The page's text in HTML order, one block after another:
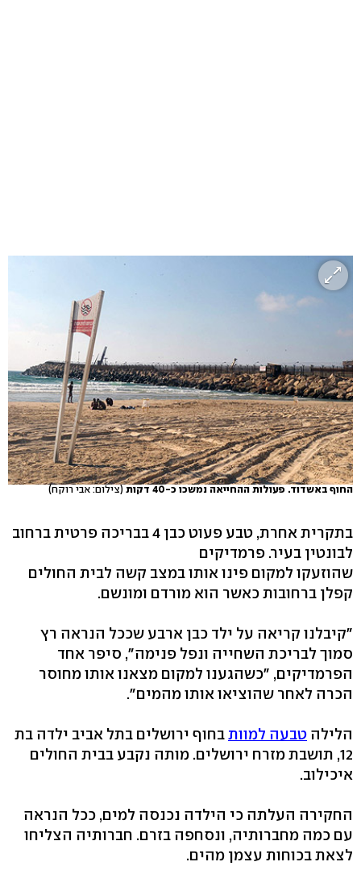
החוף באשדוד. פעולות ההחייאה נמשכו כ-40 דקות (צילום: אבי רוקח)
בתקרית אחרת, טבע פעוט כבן 4 בבריכה פרטית ברחוב
לבונטין בעיר. פרמדיקים
שהוזעקו למקום פינו אותו במצב קשה לבית החולים
קפלן ברחובות כאשר הוא מורדם ומונשם.
"קיבלנו קריאה על ילד כבן ארבע שככל הנראה רץ
סמוך לבריכת השחייה ונפל פנימה", סיפר אחד
הפרמדיקים, "כשהגענו למקום מצאנו אותו מחוסר
הכרה לאחר שהוציאו אותו מהמים".
הלילה טבעה למוותבחוף ירושלים בתל אביב ילדה בת
12, תושבת מזרח ירושלים. מותה נקבע בבית החולים
איכילוב.
החקירה העלתה כי הילדה נכנסה למים, ככל הנראה
עם כמה מחברותיה, ונסחפה בזרם. חברותיה הצליחו
לצאת בכוחות עצמן מהים.